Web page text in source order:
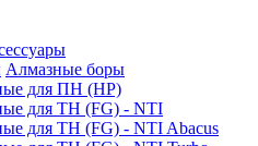
Алмазные боры
для ПН (HP)
для ТН (FG) - NTI
для ТН (FG) - NTI Abacus